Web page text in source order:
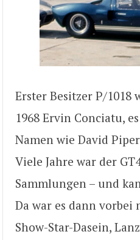
Erster Besitzer P/1018
1968 Ervin Conciatu,
Namen wie David
Viele Jahre war der
Sammlungen – und
Da war es dann
Show-Star-Dasein,